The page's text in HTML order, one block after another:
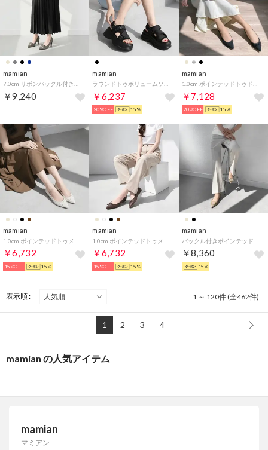
mamian
￥9,240
mamian
￥6,237
30%OFF 15%
mamian
￥7,128
20%OFF 15%
mamian
￥6,732
15%OFF 15%
mamian
￥6,732
15%OFF 15%
mamian
￥8,360
15%
表示順 : 1 ～ 120件 (全462件)
1 2 3 4
mamian の人気アイテム
mamian
マミアン